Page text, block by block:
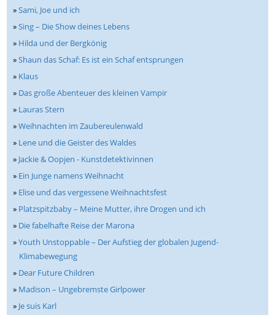
»Sami, Joe und ich
»Sing – Die Show deines Lebens
» Hilda und der Bergkönig
»Shaun das Schaf: Es ist ein Schaf entsprungen
» Klaus
» Das große Abenteuer des kleinen Vampir
» Lauras Stern
»Weihnachten im Zaubereulenwald
» Lene und die Geister des Waldes
» Jackie & Oopjen - Kunstdetektivinnen
» Ein Junge namens Weihnacht
» Elise und das vergessene Weihnachtsfest
» Platzspitzbaby – Meine Mutter, ihre Drogen und ich
» Die fabelhafte Reise der Marona
»Youth Unstoppable – Der Aufstieg der globalen Jugend-
Klimabewegung
» Dear Future Children
» Madison – Ungebremste Girlpower
» Je suis Karl